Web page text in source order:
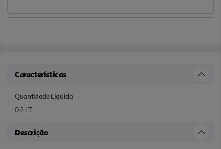
Características
Quantidade Liquida
0.2 LT
Descrição